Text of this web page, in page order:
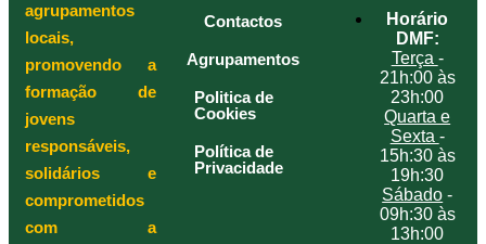
agrupamentos
locais,
promovendo a
formação de
jovens
responsáveis,
solidários e
comprometidos
com a
Contactos
Agrupamentos
Politica de
Cookies
Política de
Privacidade
Horário
DMF:
Terça -
21h:00 às
23h:00
Quarta e
Sexta -
15h:30 às
19h:30
Sábado -
09h:30 às
13h:00